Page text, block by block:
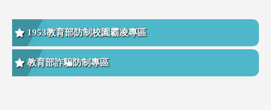
1953教育部防制校園霸凌專區
教育部詐騙防制專區